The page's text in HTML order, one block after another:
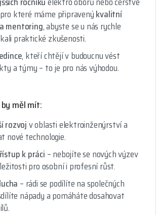
které máme připravenýkvalitní
mentoring, abyste se u nás rychle
praktické zkušenosti.
, kteří chtějí v budoucnu vést
a týmy – to je pro nás výhodou.
měl mít:
rozvojv oblasti elektroinženýrství a
nové technologie.
k práci – nebojíte se nových výzev
pro osobní i profesní růst.
– rádi se podílíte na společných
nápady a pomáháte dosahovat